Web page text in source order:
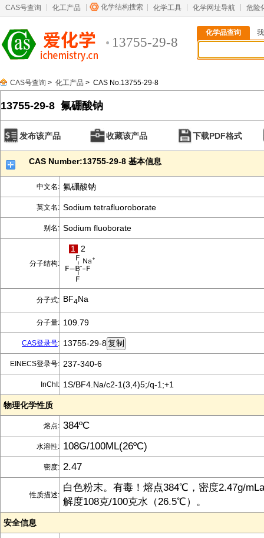
CAS号查询 化工产品 化学结构搜索 化学工具 化学网址导航 危险
13755-29-8
化学品查询
CAS号查询 > 化工产品 > CAS No.13755-29-8
13755-29-8 氟硼酸钠
发布该产品 收藏该产品 下载PDF格式
CAS Number:13755-29-8 基本信息
中文名: 氟硼酸钠
英文名: Sodium tetrafluoroborate
别名: Sodium fluoborate
分子结构:
1 2
分子式: BF4Na
分子量: 109.79
CAS登录号: 13755-29-8
EINECS登录号: 237-340-6
InChI: 1S/BF4.Na/c2-1(3,4)5;/q-1;+1
物理化学性质
熔点: 384ºC
水溶性: 108G/100ML(26ºC)
密度: 2.47
性质描述:
白色粉末。有毒！熔点384℃，密度2.47g/
解度108克/100克水（26.5℃）。
安全信息